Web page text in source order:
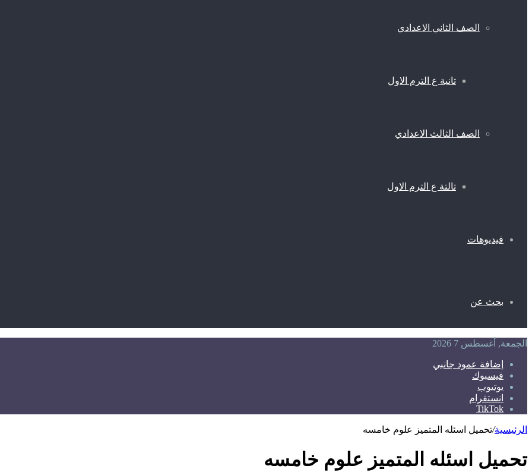
الصف الثاني الاعدادي
تانية ع الترم الاول
الصف الثالث الاعدادي
تالتة ع الترم الاول
فيديوهات
بحث عن
الجمعة, أغسطس 7 2026
إضافة عمود جانبي
فيسبوك
يوتيوب
انستقرام
TikTok
الرئيسية/تحميل اسئله المتميز علوم خامسه
تحميل اسئله المتميز علوم خامسه